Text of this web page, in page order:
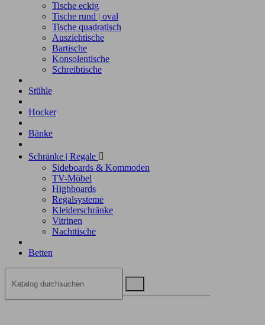
Tische eckig
Tische rund | oval
Tische quadratisch
Ausziehtische
Bartische
Konsolentische
Schreibtische
Stühle
Hocker
Bänke
Schränke | Regale 
Sideboards & Kommoden
TV-Möbel
Highboards
Regalsysteme
Kleiderschränke
Vitrinen
Nachttische
Betten